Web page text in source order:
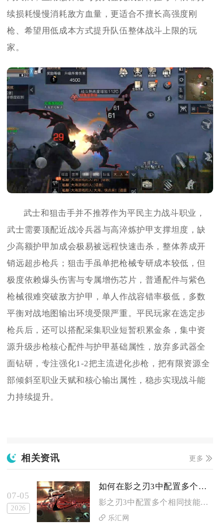
续损耗慢慢消耗敌方血量，更适合不擅长高强度刚
枪、希望用低成本方式提升队伍整体战斗上限的玩
家。
武士和狙击手并不推荐作为平民主力战斗职业，
武士需要顶配近战冷兵器与高淬炼护甲支撑坦度，缺
少高额护甲加成会极易被远程快速击杀，整体养成开
销远超步枪兵；狙击手虽单把枪械专研成本较低，但
极度依赖爆头伤害与专属增伤芯片，普通配件与紫色
枪械很难突破敌方护甲，单人作战容错率极低，多数
平衡对战地图输出环境受限严重。平民玩家在选定步
枪兵后，还可以搭配采集职业短暂积累金条，集中资
源升级步枪核心配件与护甲基础属性，放弃多武器全
面钻研，专注强化1-2把主流进化步枪，把有限资源全
部倾斜至职业天赋和核心输出属性，稳步实现战斗能
力持续提升。
相关资讯 更多
07-05
2026
如何在影之刃3中配置多个相同的技能
影之刃3中配置多个相同技能，核心方式是通过技能详情页的新增技...
乐汇网